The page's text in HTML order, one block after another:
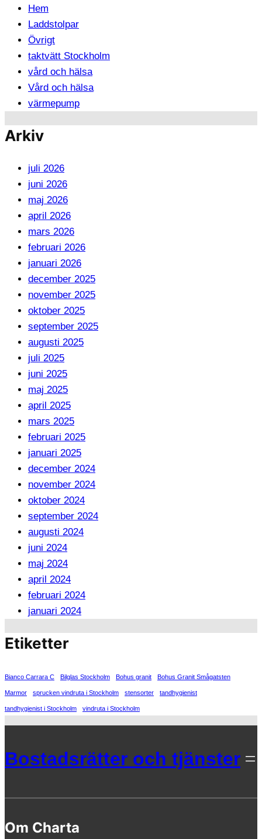
Hem
Laddstolpar
Övrigt
taktvätt Stockholm
vård och hälsa
Vård och hälsa
värmepump
Arkiv
juli 2026
juni 2026
maj 2026
april 2026
mars 2026
februari 2026
januari 2026
december 2025
november 2025
oktober 2025
september 2025
augusti 2025
juli 2025
juni 2025
maj 2025
april 2025
mars 2025
februari 2025
januari 2025
december 2024
november 2024
oktober 2024
september 2024
augusti 2024
juni 2024
maj 2024
april 2024
februari 2024
januari 2024
Etiketter
Bianco Carrara C Bilglas Stockholm Bohus granit Bohus Granit Smågatsten
Marmor sprucken vindruta i Stockholm stensorter tandhygienist
tandhygienist i Stockholm vindruta i Stockholm
Bostadsrätter och tjänster
Om Charta